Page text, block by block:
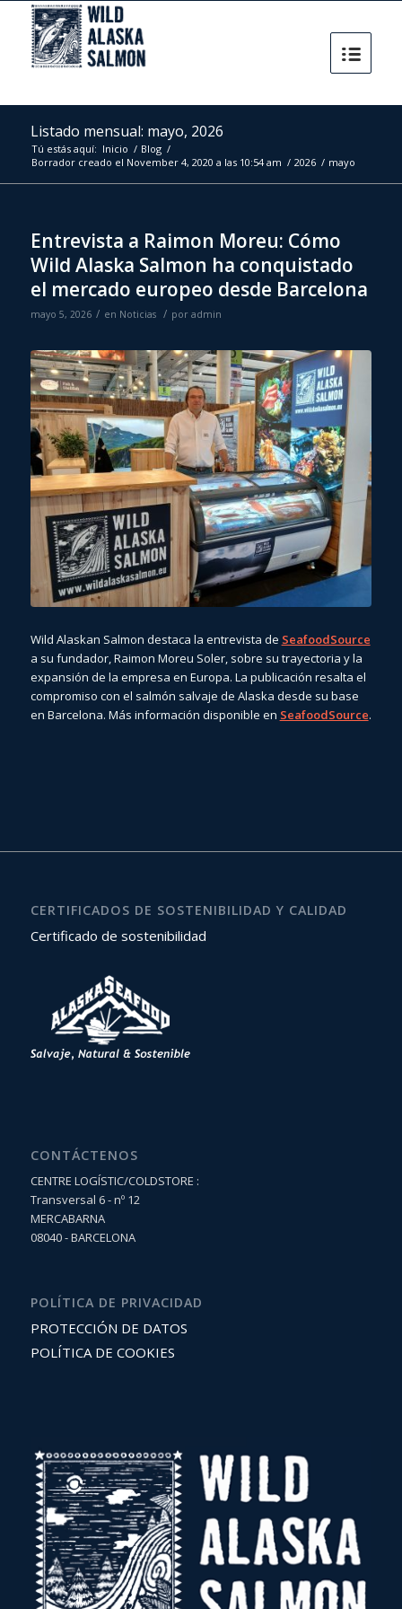
Listado mensual: mayo, 2026
Tú estás aquí: Inicio / Blog /
Borrador creado el November 4, 2020 a las 10:54 am / 2026 / mayo
Entrevista a Raimon Moreu: Cómo
Wild Alaska Salmon ha conquistado
el mercado europeo desde Barcelona
mayo 5, 2026 / en Noticias / por admin
Wild Alaskan Salmon destaca la entrevista de SeafoodSource
a su fundador, Raimon Moreu Soler, sobre su trayectoria y la
expansión de la empresa en Europa. La publicación resalta el
compromiso con el salmón salvaje de Alaska desde su base
en Barcelona. Más información disponible en SeafoodSource.
CERTIFICADOS DE SOSTENIBILIDAD Y CALIDAD
Certificado de sostenibilidad
CONTÁCTENOS
CENTRE LOGÍSTIC/COLDSTORE :
Transversal 6 - nº 12
MERCABARNA
08040 - BARCELONA
POLÍTICA DE PRIVACIDAD
PROTECCIÓN DE DATOS
POLÍTICA DE COOKIES